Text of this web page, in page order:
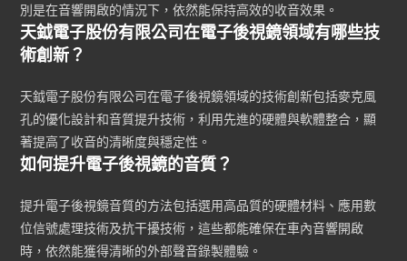
別是在音響開啟的情況下，依然能保持高效的收音效果。
天鉞電子股份有限公司在電子後視鏡領域有哪些技
術創新？
天鉞電子股份有限公司在電子後視鏡領域的技術創新包括麥克風
孔的優化設計和音質提升技術，利用先進的硬體與軟體整合，顯
著提高了收音的清晰度與穩定性。
如何提升電子後視鏡的音質？
提升電子後視鏡音質的方法包括選用高品質的硬體材料、應用數
位信號處理技術及抗干擾技術，這些都能確保在車內音響開啟
時，依然能獲得清晰的外部聲音錄製體驗。